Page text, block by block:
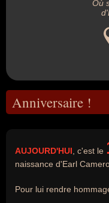
Où
Anniversaire !
AUJOURD'HUI , c'est le
naissance d'Earl
Pour lui rendre